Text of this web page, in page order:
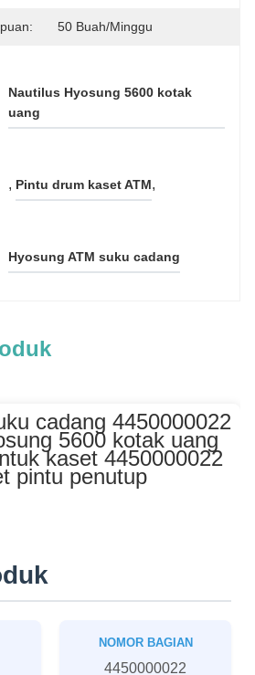
50 Buah/minggu
Nautilus Hyosung 5600 kotak
uang
, Pintu drum kaset ATM,
Hyosung ATM suku cadang
cadang 4450000022
5600 kotak uang
kaset 4450000022
pintu penutup
NOMOR BAGIAN
4450000022